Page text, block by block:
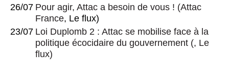
26/07 Pour agir, Attac a besoin de vous ! (Attac
France, Le flux)
23/07 Loi Duplomb 2 : Attac se mobilise face à la
politique écocidaire du gouvernement (, Le
flux)